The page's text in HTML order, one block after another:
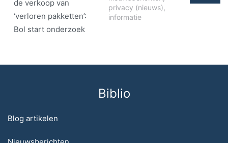
de verkoop van
‘verloren pakketten’:
Bol start onderzoek
privacy (nieuws),
informatie
Biblio
Blog artikelen